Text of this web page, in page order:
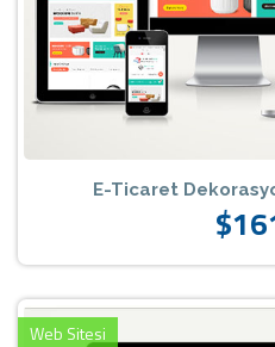
E-Ticaret
Web Sitesi